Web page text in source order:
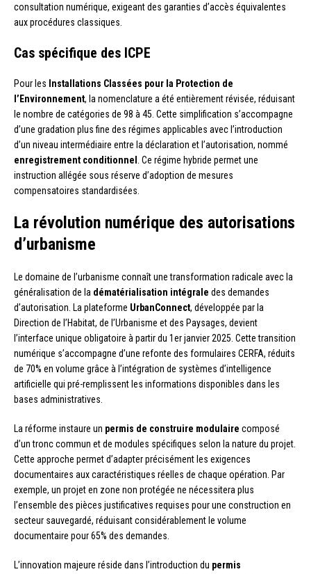
consultation numérique, exigeant des garanties d’accès équivalentes
aux procédures classiques.
Cas spécifique des ICPE
Pour les Installations Classées pour la Protection de
l’Environnement, la nomenclature a été entièrement révisée, réduisant
le nombre de catégories de 98 à 45. Cette simplification s’accompagne
d’une gradation plus fine des régimes applicables avec l’introduction
d’un niveau intermédiaire entre la déclaration et l’autorisation, nommé
enregistrement conditionnel . Ce régime hybride permet une
instruction allégée sous réserve d’adoption de mesures
compensatoires standardisées.
La révolution numérique des autorisations
d’urbanisme
Le domaine de l’urbanisme connaît une transformation radicale avec la
généralisation de la dématérialisation intégrale des demandes
d’autorisation. La plateforme UrbanConnect, développée par la
Direction de l’Habitat, de l’Urbanisme et des Paysages, devient
l’interface unique obligatoire à partir du 1er janvier 2025. Cette transition
numérique s’accompagne d’une refonte des formulaires CERFA, réduits
de 70% en volume grâce à l’intégration de systèmes d’intelligence
artificielle qui pré-remplissent les informations disponibles dans les
bases administratives.
La réforme instaure un permis de construire modulaire composé
d’un tronc commun et de modules spécifiques selon la nature du projet.
Cette approche permet d’adapter précisément les exigences
documentaires aux caractéristiques réelles de chaque opération. Par
exemple, un projet en zone non protégée ne nécessitera plus
l’ensemble des pièces justificatives requises pour une construction en
secteur sauvegardé, réduisant considérablement le volume
documentaire pour 65% des demandes.
L’innovation majeure réside dans l’introduction du permis